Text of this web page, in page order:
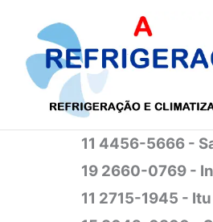
conteúdo
11 4456-5666 -
19 2660-0769 -
11 2715-1945 - Itu